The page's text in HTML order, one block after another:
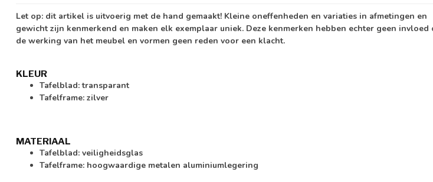
Let op: dit artikel is uitvoerig met de hand gemaakt! Kleine oneffenheden en variaties in afmetingen en
gewicht zijn kenmerkend en maken elk exemplaar uniek. Deze kenmerken hebben echter geen invloed
de werking van het meubel en vormen geen reden voor een klacht.
KLEUR
Tafelblad: transparant
Tafelframe: zilver
MATERIAAL
Tafelblad: veiligheidsglas
Tafelframe: hoogwaardige metalen aluminiumlegering